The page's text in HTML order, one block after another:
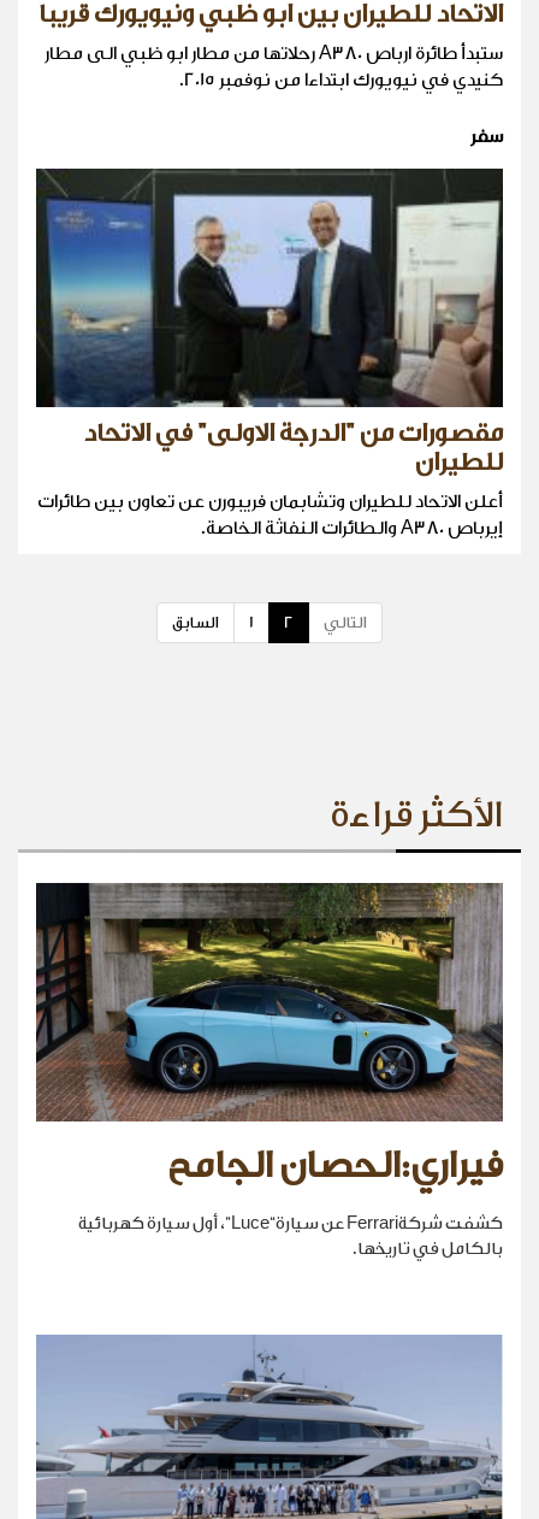
الاتحاد للطيران بين ابو ظبي ونيويورك قريبا
ستبدأ طائرة ارباص A380 رحلاتها من مطار ابو ظبي الى مطار
كنيدي في نيويورك ابتداءا من نوفمبر 2015.
سفر
مقصورات من "الدرجة الاولى" في الاتحاد
للطيران
أعلن الاتحاد للطيران وتشابمان فريبورن عن تعاون بين طائرات
إيرباص A380 والطائرات النفاثة الخاصة.
السابق 1 2 التالي
الأكثر قراءة
فيراري:الحصان الجامح
كشفت شركةFerrari عن سيارة“Luce”، أول سيارة كهربائية
بالكامل في تاريخها.